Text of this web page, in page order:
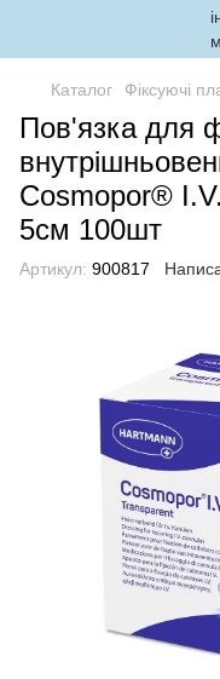
Каталог Фіксуючі
Пов'язка для
Cosmopor®
5см 100шт
Артикул: 900817